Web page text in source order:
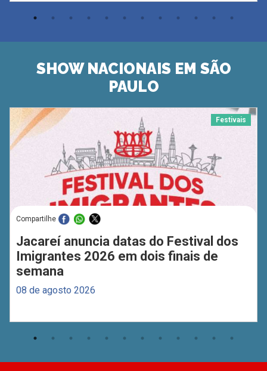
SHOW NACIONAIS EM SÃO
PAULO
Festivais
Compartilhe
Jacareí anuncia datas do Festival dos
Imigrantes 2026 em dois finais de
semana
08 de agosto 2026